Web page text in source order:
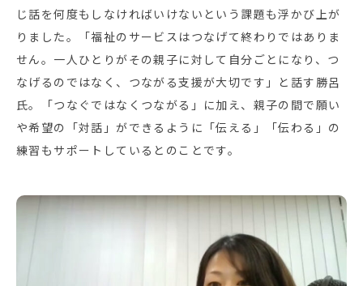
じ話を何度もしなければいけないという課題も浮かび上が
りました。「福祉のサービスはつなげて終わりではありま
せん。一人ひとりがその親子に対して自分ごとになり、つ
なげるのではなく、つながる支援が大切です」と話す勝呂
氏。「つなぐではなくつながる」に加え、親子の間で願い
や希望の「対話」ができるように「伝える」「伝わる」の
練習もサポートしているとのことです。